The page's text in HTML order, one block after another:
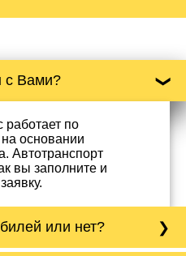
с Вами?
работает по
основании
Автотранспорт
вы заполните и
или нет?